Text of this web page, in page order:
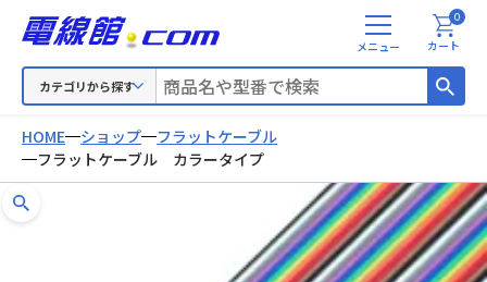
カテゴリから探す
メ
ニ
カート
0
HOME ショップ
フラットケーブル
フラットケーブル カラータイプ